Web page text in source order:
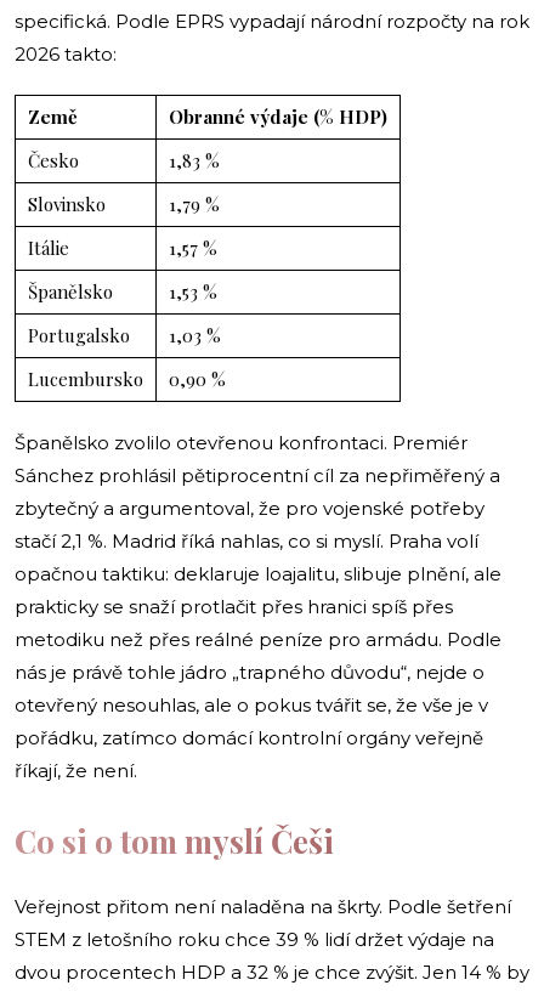
specifická. Podle EPRS vypadají národní rozpočty na rok
2026 takto:
Země
Obranné výdaje (% HDP)
Česko
1,83 %
Slovinsko
1,79 %
Itálie
1,57 %
Španělsko
1,53 %
Portugalsko
1,03 %
Lucembursko
0,90 %
Španělsko zvolilo otevřenou konfrontaci. Premiér
Sánchez prohlásil pětiprocentní cíl za nepřiměřený a
zbytečný a argumentoval, že pro vojenské potřeby
stačí 2,1 %. Madrid říká nahlas, co si myslí. Praha volí
opačnou taktiku: deklaruje loajalitu, slibuje plnění, ale
prakticky se snaží protlačit přes hranici spíš přes
metodiku než přes reálné peníze pro armádu. Podle
nás je právě tohle jádro „trapného důvodu“, nejde o
otevřený nesouhlas, ale o pokus tvářit se, že vše je v
pořádku, zatímco domácí kontrolní orgány veřejně
říkají, že není.
Co si o tom myslí Češi
Veřejnost přitom není naladěna na škrty. Podle šetření
STEM z letošního roku chce 39 % lidí držet výdaje na
dvou procentech HDP a 32 % je chce zvýšit. Jen 14 % by